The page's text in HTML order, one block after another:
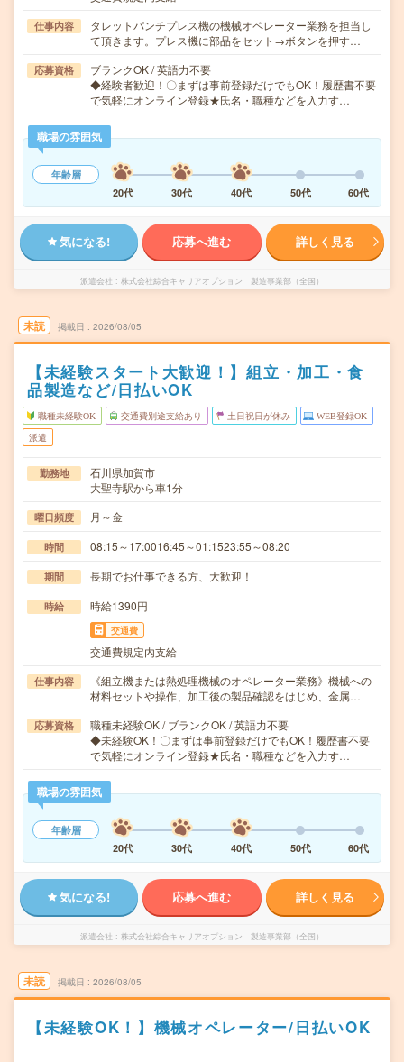
仕事内容
タレットパンチプレス機の機械オペレーター業務を担当し
て頂きます。プレス機に部品をセット→ボタンを押す…
応募資格
ブランクOK / 英語力不要
◆経験者歓迎！〇まずは事前登録だけでもOK！履歴書不要
で気軽にオンライン登録★氏名・職種などを入力す…
職場の雰囲気
年齢層
20代
30代 40代 50代 60代
気になる! 応募へ進む 詳しく見る
派遣会社 株式会社綜合キャリアオプション 製造事業部（全国）
未読 掲載日 2026/08/05
【未経験スタート大歓迎！】組立・加工・食
品製造など/日払いOK
職種未経験OK 交通費別途支給あり 土日祝日が休み WEB登録OK
派遣
勤務地
石川県加賀市
大聖寺駅から車1分
曜日頻度 月～金
時間 08:15～17:0016:45～01:1523:55～08:20
期間 長期でお仕事できる方、大歓迎！
時給 時給1390円
交通費
交通費規定内支給
仕事内容
《組立機または熱処理機械のオペレーター業務》機械への
材料セットや操作、加工後の製品確認をはじめ、金属…
応募資格
職種未経験OK / ブランクOK / 英語力不要
◆未経験OK！〇まずは事前登録だけでもOK！履歴書不要
で気軽にオンライン登録★氏名・職種などを入力す…
職場の雰囲気
年齢層
20代
30代 40代 50代 60代
気になる! 応募へ進む 詳しく見る
派遣会社 株式会社綜合キャリアオプション 製造事業部（全国）
未読 掲載日 2026/08/05
【未経験OK！】機械オペレーター/日払いOK